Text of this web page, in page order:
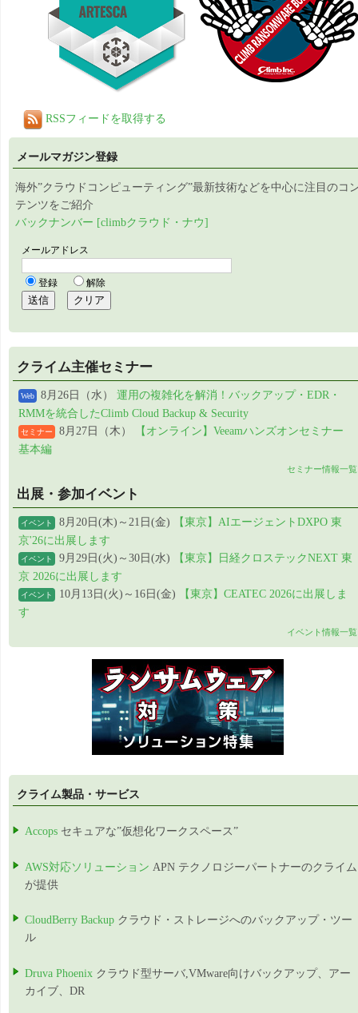
RSSフィードを取得する
メールマガジン登録
海外”クラウドコンピューティング”最新技術などを中心に注目のコ
テンツをご紹介
バックナンバー [climbクラウド・ナウ]
クライム主催セミナー
Web 8月26日（水） 運用の複雑化を解消！バックアップ・EDR・
RMMを統合したClimb Cloud Backup & Security
セミナー 8月27日（木）
【オンライン】Veeamハンズオンセミナー
基本編
セミナー情報一覧
出展・参加イベント
イベント 8月20日(木)～21日(金)
【東京】AIエージェントDXPO 東
京'26に出展します
イベント 9月29日(火)～30日(水)
【東京】日経クロステックNEXT 東
京 2026に出展します
イベント 10月13日(火)～16日(金)
【東京】CEATEC 2026に出展しま
す
イベント情報一覧
クライム製品・サービス
Accops セキュアな”仮想化ワークスペース”
AWS対応ソリューション APN テクノロジーパートナーのクライム
が提供
CloudBerry Backup クラウド・ストレージへのバックアップ・ツー
ル
Druva Phoenix クラウド型サーバ,VMware向けバックアップ、アー
カイブ、DR